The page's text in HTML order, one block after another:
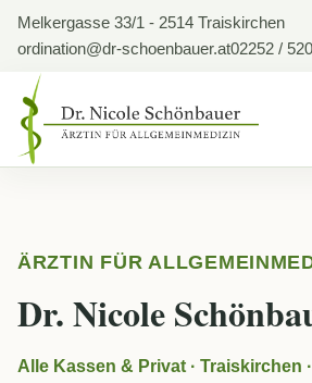
Melkergasse 33/1 - 2514 Traiskirchen
ordination@dr-schoenbauer.at02252 /
ÄRZTIN FÜR
Dr. Nicole
Alle Kassen & Privat · Traiskirchen